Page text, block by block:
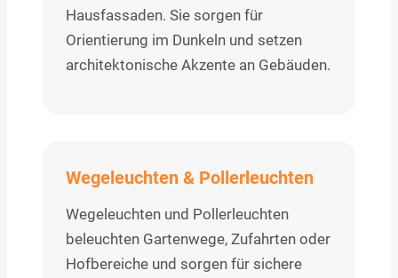
Hausfassaden. Sie sorgen für
Orientierung im Dunkeln und setzen
architektonische Akzente an Gebäuden.
Wegeleuchten & Pollerleuchten
Wegeleuchten und Pollerleuchten
beleuchten Gartenwege, Zufahrten oder
Hofbereiche und sorgen für sichere